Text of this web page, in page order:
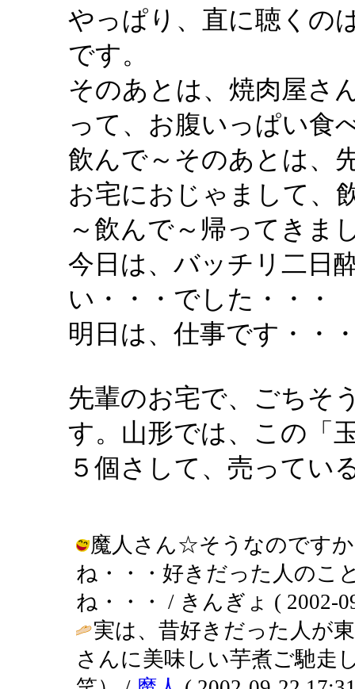
やっぱり、直に聴くの
です。
そのあとは、焼肉屋さ
って、お腹いっぱい食
飲んで～そのあとは、
お宅におじゃまして、
～飲んで～帰ってきま
今日は、バッチリ二日
い・・・でした・・・
明日は、仕事です・・
先輩のお宅で、ごちそ
す。山形では、この「
５個さして、売ってい
魔人さん☆そうなのです
ね・・・好きだった人のこ
ね・・・ / きんぎょ ( 2002-
実は、昔好きだった人が
さんに美味しい芋煮ご馳走